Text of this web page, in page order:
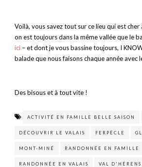
Voilà, vous savez tout sur ce lieu qui est cher
on est toujours dans la même vallée que le
ici – et dont je vous bassine toujours, I
balade que nous faisons chaque année avec
Des bisous et à tout vite !
ACTIVITÉ EN FAMILLE BELLE SAISON
DÉCOUVRIR LE VALAIS FERPÈCLE
MONT-MINÉ RANDONNÉE EN FAMILLE
RANDONNÉE EN VALAIS VAL D'HÉRENS